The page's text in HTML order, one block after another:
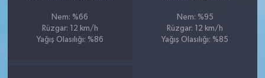
Nem: %66
Rüzgar: 12 km/h
Yağış Olasılığı: %86
Nem: %95
Rüzgar: 12 km/h
Yağış Olasılığı: %85